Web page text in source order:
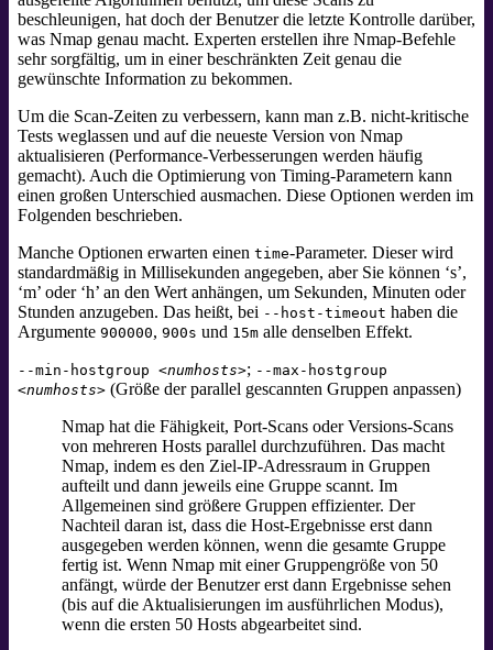
beschleunigen, hat doch der Benutzer die letzte Kontrolle darüber,
was Nmap genau macht. Experten erstellen ihre Nmap-Befehle
sehr sorgfältig, um in einer beschränkten Zeit genau die
gewünschte Information zu bekommen.
Um die Scan-Zeiten zu verbessern, kann man z.B. nicht-kritische
Tests weglassen und auf die neueste Version von Nmap
aktualisieren (Performance-Verbesserungen werden häufig
gemacht). Auch die Optimierung von Timing-Parametern kann
einen großen Unterschied ausmachen. Diese Optionen werden im
Folgenden beschrieben.
Manche Optionen erwarten einen time-Parameter. Dieser wird
standardmäßig in Millisekunden angegeben, aber Sie können ‘s’,
‘m’ oder ‘h’ an den Wert anhängen, um Sekunden, Minuten oder
Stunden anzugeben. Das heißt, bei --host-timeout haben die
Argumente 900000, 900s und 15m alle denselben Effekt.
--min-hostgroup <numhosts>; --max-hostgroup
<numhosts> (Größe der parallel gescannten Gruppen anpassen)
Nmap hat die Fähigkeit, Port-Scans oder Versions-Scans
von mehreren Hosts parallel durchzuführen. Das macht
Nmap, indem es den Ziel-IP-Adressraum in Gruppen
aufteilt und dann jeweils eine Gruppe scannt. Im
Allgemeinen sind größere Gruppen effizienter. Der
Nachteil daran ist, dass die Host-Ergebnisse erst dann
ausgegeben werden können, wenn die gesamte Gruppe
fertig ist. Wenn Nmap mit einer Gruppengröße von 50
anfängt, würde der Benutzer erst dann Ergebnisse sehen
(bis auf die Aktualisierungen im ausführlichen Modus),
wenn die ersten 50 Hosts abgearbeitet sind.